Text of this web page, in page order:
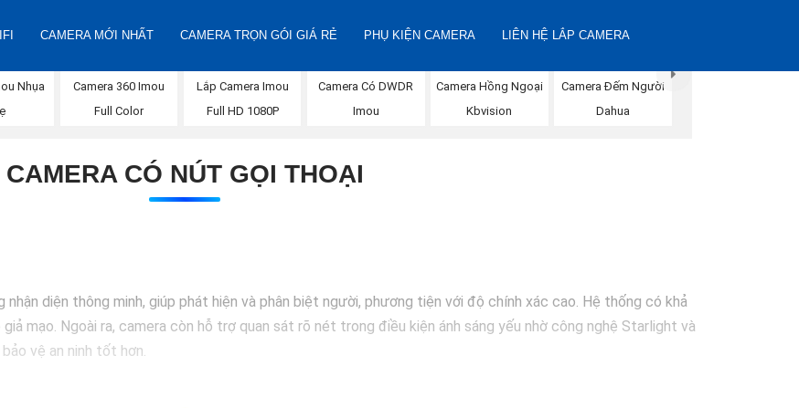
CAMERA MỚI NHẤT CAMERA TRỌN GÓI GIÁ RẺ PHỤ KIỆN CAMERA LIÊN HỆ LẮP CAMERA
Nhụa
Camera 360 Imou
Full Color
Lắp Camera Imou
Full HD 1080P
Camera Có DWDR
Imou
Camera Hồng Ngoại
Kbvision
Camera Đếm Người
Dahua
CAMERA CÓ NÚT GỌI THOẠI
diện thông minh, giúp phát hiện và phân biệt người, phương tiện với độ chính xác cao. Hệ thống có khả
mạo. Ngoài ra, camera còn hỗ trợ quan sát rõ nét trong điều kiện ánh sáng yếu nhờ công nghệ Starlight và
vệ an ninh tốt hơn.